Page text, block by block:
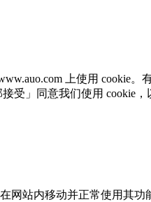
上使用 cookie
受」同意我们使用 cookie
网站内移动并正常使用其